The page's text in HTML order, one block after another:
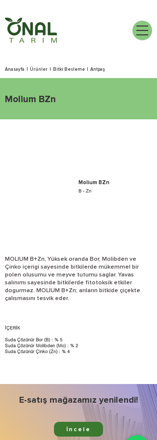
Anasayfa Ürünler Bitki Besleme Antpaş
Molium BZn
Molium BZn
B - Zn
MOLIUM B+Zn, Yüksek oranda Bor, Molibden ve
Çinko içerigi sayesinde bitkilerde mükemmel bir
polen olusumu ve meyve tutumu saglar. Yavas
salınımı sayesinde bitkilerde fitotoksik etkiler
dogurmaz. MOLIUM B+Zn; arıların bitkide çiçekte
çalısmasını tesvik eder.
İÇERİK
Suda Çözünür Bor (B) : % 5
Suda Çözünür Molibden (Mo) : % 2
Suda Çözünür Çinko (Zn) : % 4
E-satış mağazamız yenilendi!
İncele